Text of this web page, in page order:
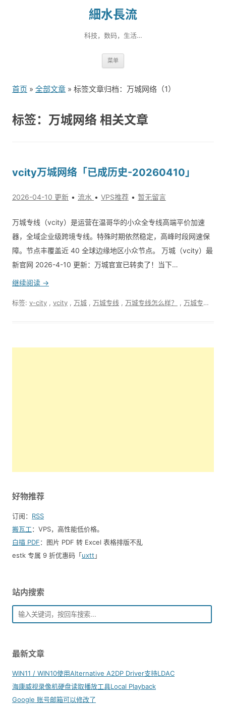
細水長流
科技，数码，生活…
菜单
到
首页 » 全部文章 » 标签文章归档：万城网络（1）
标签：万城网络 相关文章
vcity万城网络「已成历史-20260410」
2026-04-10 更新 流水 VPS推荐 暂无留言
万城专线（vcity）是运营在温哥华的小众全专线高端平价加速
器，全域企业级跨境专线。特殊时期依然稳定，高峰时段网速保
障。节点丰覆盖近 40 全球边缘地区小众节点。 万城（vcity）最
新官网 2026-4-10 更新：万城官宣已转卖了！当下…
继续阅读 →
标签: v-city vcity 万城 万城专线 万城专线怎么样？ 万城专线最新官网
好物推荐
订阅： RSS
搬瓦工：VPS，高性能低价格。️
白描 PDF：图片 PDF 转 Excel 表格排版不乱
estk 专属 9 折优惠码「uxtt 」
站内搜索
最新文章
WIN11 / WIN10使用Alternative A2DP Driver支持LDAC
海康威视录像机硬盘读取播放工具Local Playback
Google 账号邮箱可以修改了